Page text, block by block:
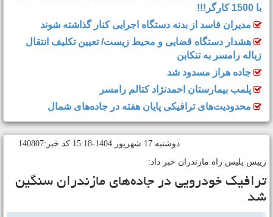
مدیران فاسد از بدنه دستگاه اجرایی کنار گذاشته شوند
هشدار دستگاه قضایی و محیط زیست/ تعیین تکلیف انتقال
زباله رامسر به تنکابن
جاده هراز مسدود شد
پلمب بیمارستان احمدنژاد کتالم رامسر
محدودیت‌های ترافیکی پایان هفته در جاده‌های شمال
دوشنبه 17 شهريور 1404-15:18 کد خبر:140807
پلیس راه مازندران خبر داد:
خودرویی در جاده‌های مازندران سنگین